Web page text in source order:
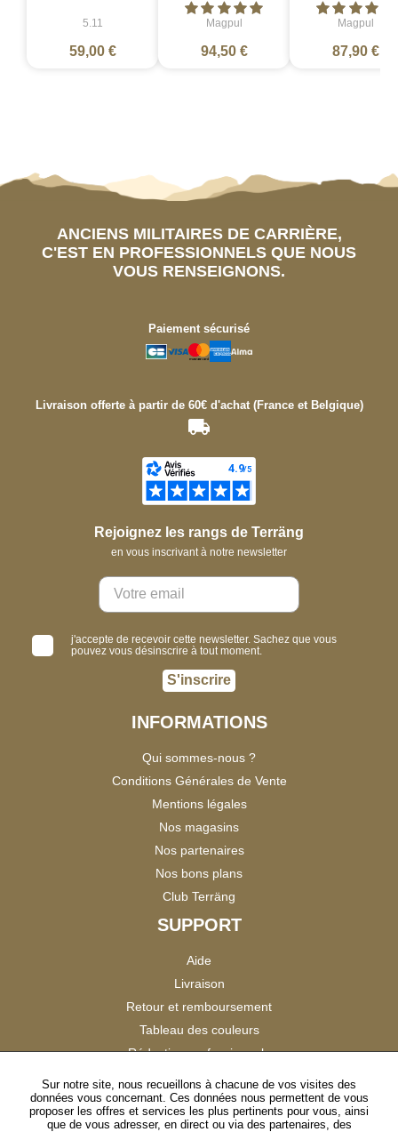
5.11
59,00 €
Magpul
94,50 €
Magpul
87,90 €
ANCIENS MILITAIRES DE CARRIÈRE,
C'EST EN PROFESSIONNELS QUE NOUS
VOUS RENSEIGNONS.
Paiement sécurisé
Livraison offerte à partir de 60€ d'achat (France et Belgique)
Rejoignez les rangs de Terräng
en vous inscrivant à notre newsletter
j'accepte de recevoir cette newsletter. Sachez que vous
pouvez vous désinscrire à tout moment.
S'inscrire
INFORMATIONS
Qui sommes-nous ?
Conditions Générales de Vente
Mentions légales
Nos magasins
Nos partenaires
Nos bons plans
Club Terräng
SUPPORT
Aide
Livraison
Retour et remboursement
Tableau des couleurs
Réduction professionnels
Satisfaction Clients
Sur notre site, nous recueillons à chacune de vos visites des
données vous concernant. Ces données nous permettent de vous
proposer les offres et services les plus pertinents pour vous, ainsi
que de vous adresser, en direct ou via des partenaires, des